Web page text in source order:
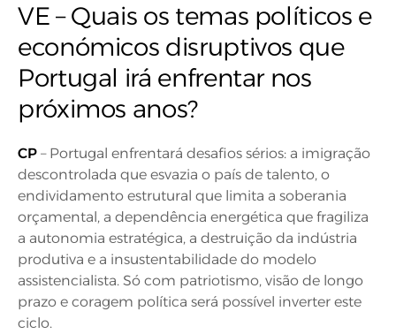
VE – Quais os temas políticos e
económicos disruptivos que
Portugal irá enfrentar nos
próximos anos?
CP – Portugal enfrentará desafios sérios: a imigração
descontrolada que esvazia o país de talento, o
endividamento estrutural que limita a soberania
orçamental, a dependência energética que fragiliza
a autonomia estratégica, a destruição da indústria
produtiva e a insustentabilidade do modelo
assistencialista. Só com patriotismo, visão de longo
prazo e coragem política será possível inverter este
ciclo.